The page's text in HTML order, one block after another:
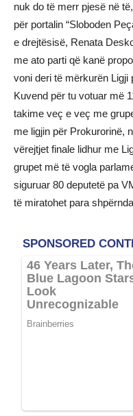
nuk do të merr pjesë në
për portalin “Sloboden
e drejtësisë, Renata
me ato parti që kanë
voni deri të mërkurën Ligji
Kuvend për tu votuar më
takime veç e veç me
me ligjin për Prokurorinë,
vërejtjet finale lidhur me
grupet më të vogla
siguruar 80 deputetë pa
të miratohet para